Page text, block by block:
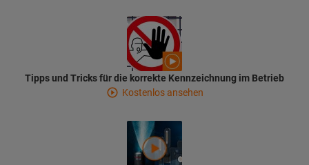
Tipps und Tricks für die korrekte Kennzeichnung im Betrieb
Kostenlos ansehen